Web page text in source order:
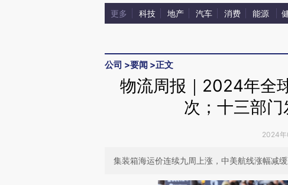
更多 科技 地产 汽车 消费 能源
公司 >要闻 >正文
物流周报｜2024年全
次；十三部
2024年
集装箱海运价连续九周上涨，中美航线涨幅减